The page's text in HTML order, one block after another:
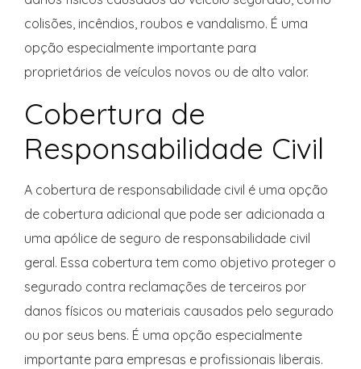
colisões, incêndios, roubos e vandalismo. É uma
opção especialmente importante para
proprietários de veículos novos ou de alto valor.
Cobertura de
Responsabilidade Civil
A cobertura de responsabilidade civil é uma opção
de cobertura adicional que pode ser adicionada a
uma apólice de seguro de responsabilidade civil
geral. Essa cobertura tem como objetivo proteger o
segurado contra reclamações de terceiros por
danos físicos ou materiais causados pelo segurado
ou por seus bens. É uma opção especialmente
importante para empresas e profissionais liberais.